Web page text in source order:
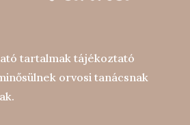
tartalmak tájékoztató
orvosi tanácsnak